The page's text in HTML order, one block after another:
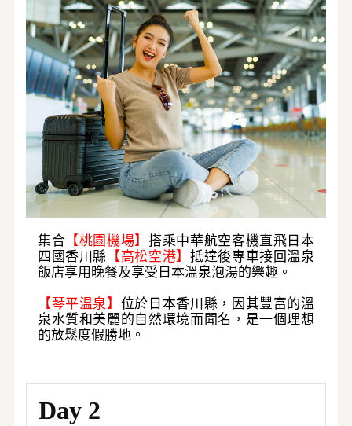
集合 【桃園機場】搭乘中華航空客機直飛日本
四國香川縣
【高松空港】 抵達後專車接回溫泉
飯店享用晚餐及享受日本溫泉泡湯的樂趣。
【琴平温泉】 位於日本香川縣，因其豐富的溫
泉水質和美麗的自然環境而聞名，是一個理想
的放鬆度假勝地。
Day 2